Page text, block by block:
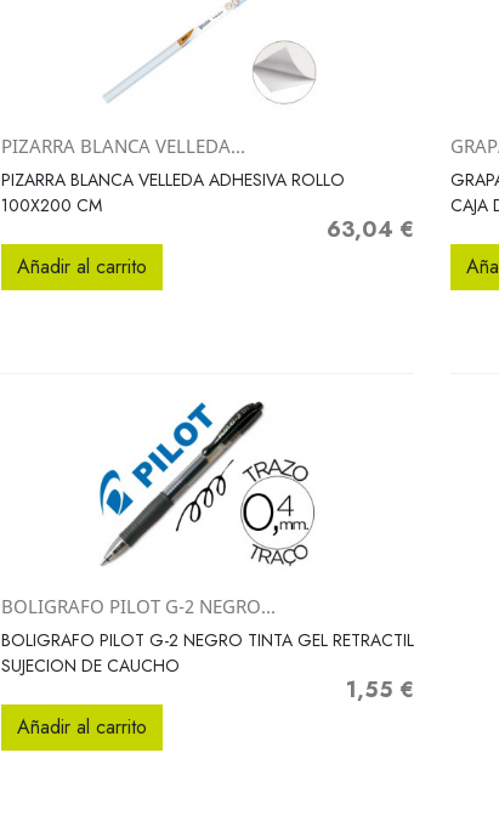
 Vista rápida
PIZARRA BLANCA VELLEDA...
PIZARRA BLANCA VELLEDA ADHESIVA ROLLO
100X200 CM
Precio
63,04 €
Añadir al carrito
CAJA
Vista rápida
BOLIGRAFO PILOT G-2 NEGRO...
BOLIGRAFO PILOT G-2 NEGRO TINTA GEL RETRACTIL
SUJECION DE CAUCHO
Precio
1,55 €
Añadir al carrito